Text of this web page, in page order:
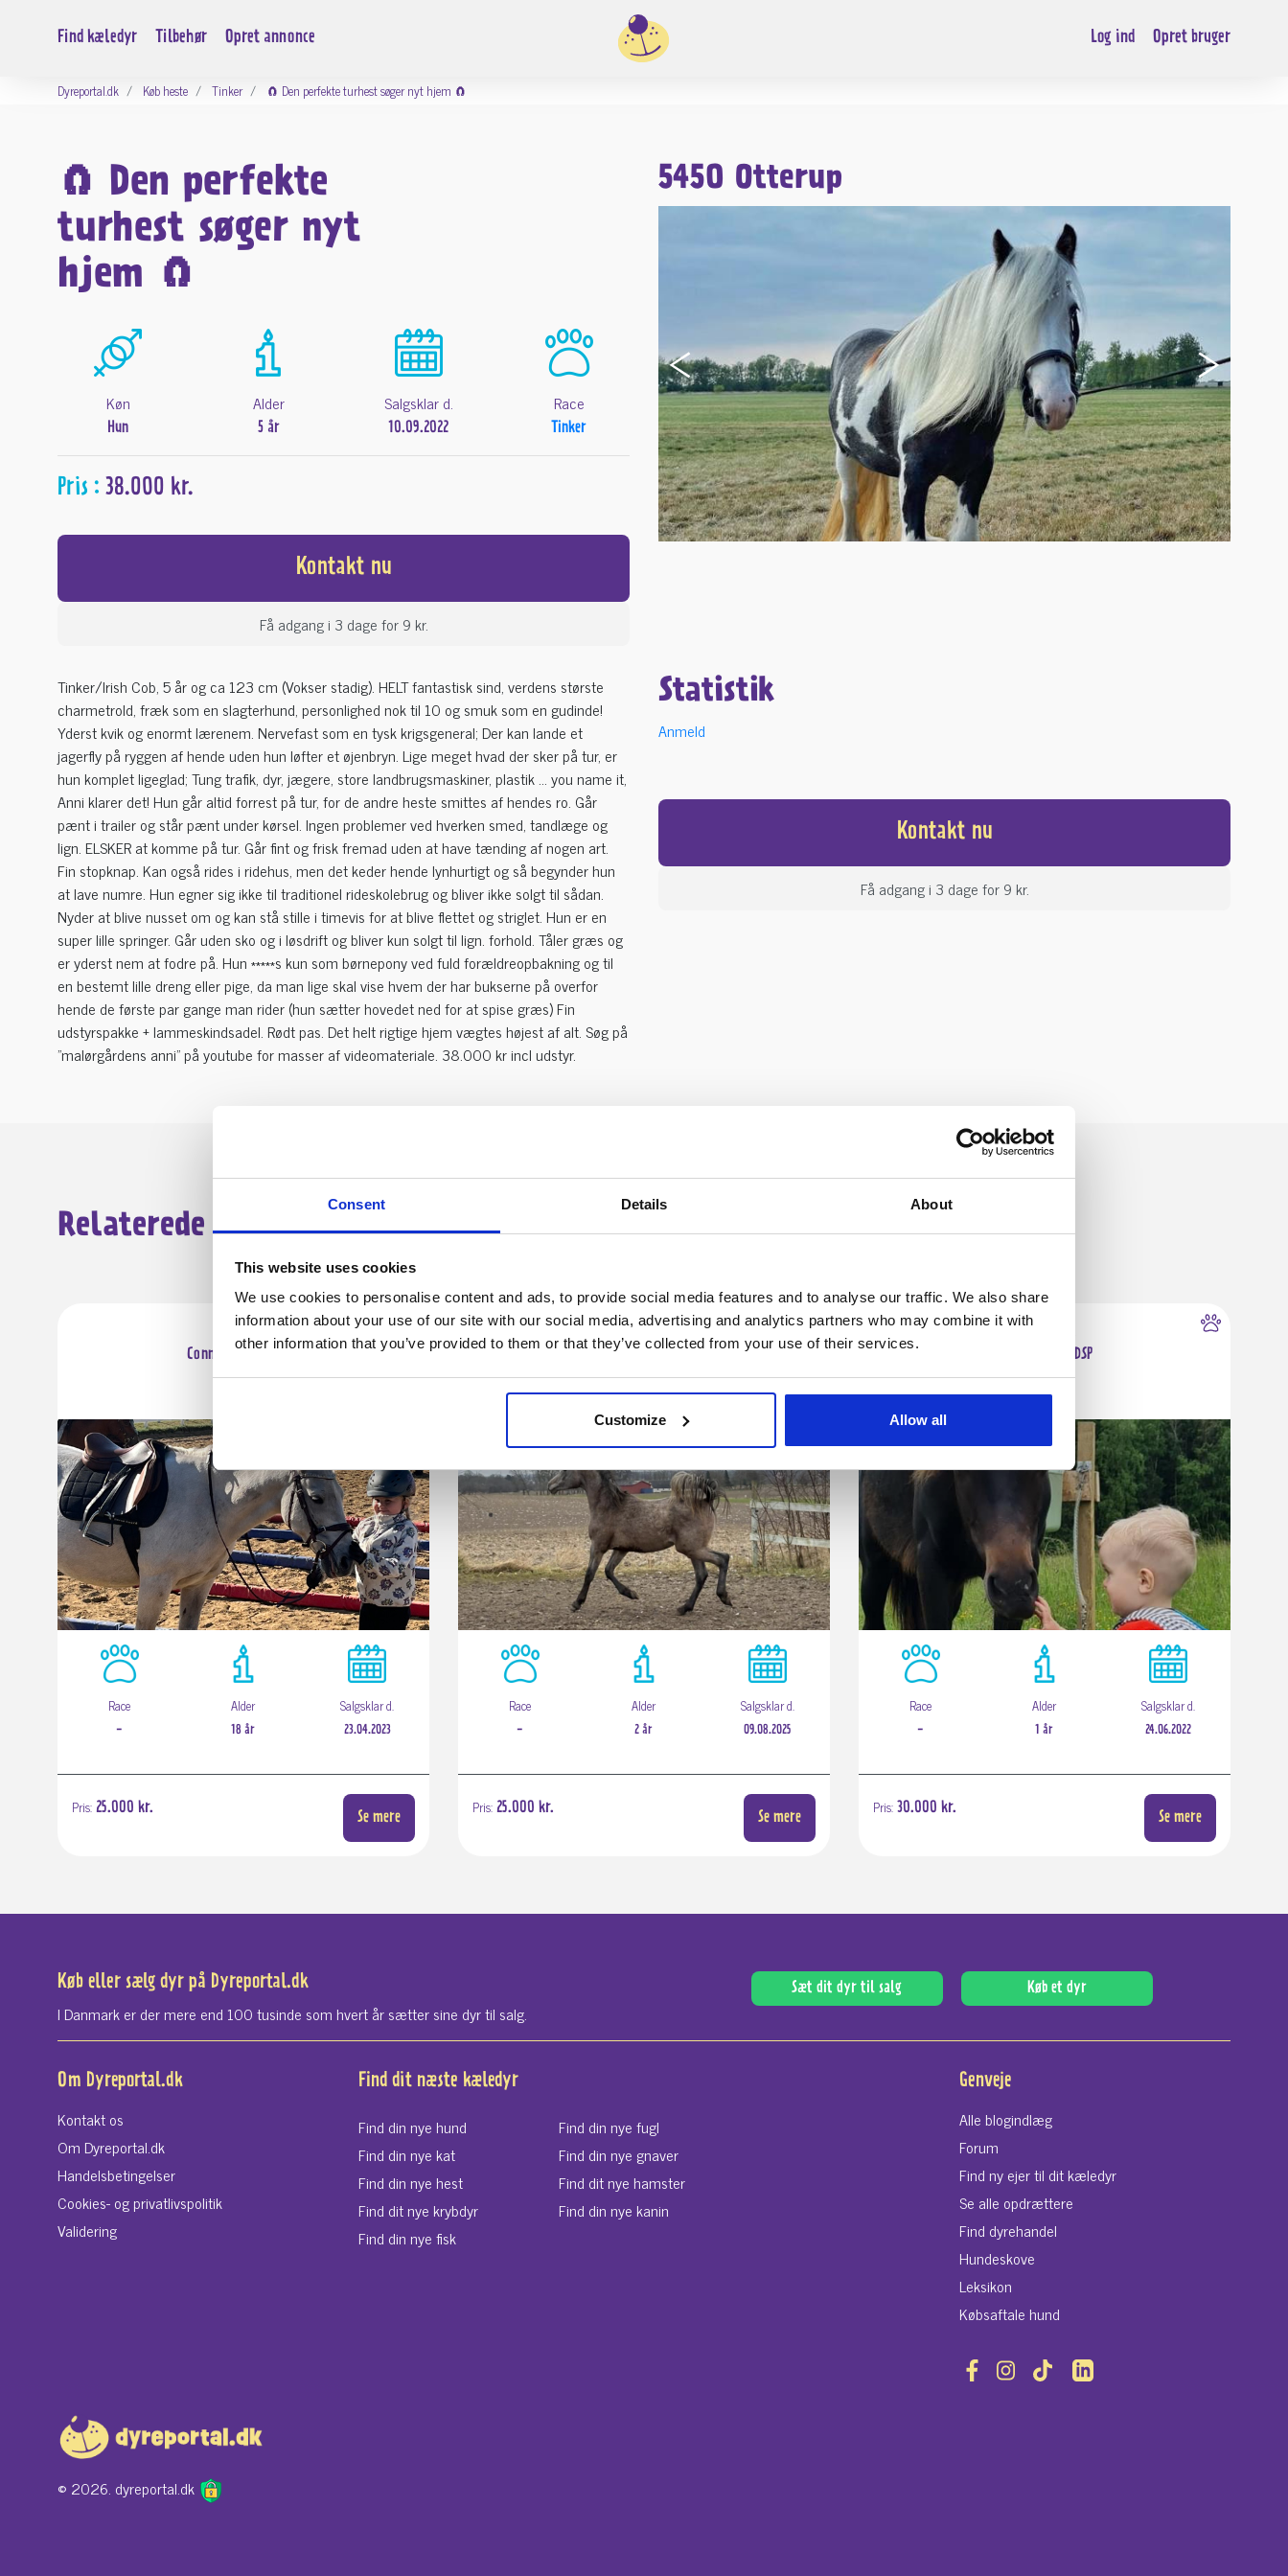
Consent Details About
This website uses cookies
We use cookies to personalise content and ads, to provide social media features and to analyse our traffic. We also share
information about your use of our site with our social media, advertising and analytics partners who may combine it with
other information that you’ve provided to them or that they’ve collected from your use of their services.
Customize Allow all
Log ind Opret bruger
Find kæledyr Tilbehør Opret annonce
Dyreportal.dk Køb heste Tinker 🧲 Den perfekte turhest søger nyt hjem 🧲
🧲 Den perfekte
turhest søger nyt
hjem 🧲
Køn
Hun
Alder
5 år
Salgsklar d.
10.09.2022
Race
Tinker
Pris : 38.000 kr.
Kontakt nu
Få adgang i 3 dage for 9 kr.
5450 Otterup
‹ ›
Tinker/Irish Cob, 5 år og ca 123 cm (Vokser stadig). HELT fantastisk sind, verdens største
charmetrold, fræk som en slagterhund, personlighed nok til 10 og smuk som en gudinde!
Yderst kvik og enormt lærenem. Nervefast som en tysk krigsgeneral; Der kan lande et
jagerfly på ryggen af hende uden hun løfter et øjenbryn. Lige meget hvad der sker på tur, er
hun komplet ligeglad; Tung trafik, dyr, jægere, store landbrugsmaskiner, plastik … you name it,
Anni klarer det! Hun går altid forrest på tur, for de andre heste smittes af hendes ro. Går
pænt i trailer og står pænt under kørsel. Ingen problemer ved hverken smed, tandlæge og
lign. ELSKER at komme på tur. Går fint og frisk fremad uden at have tænding af nogen art.
Fin stopknap. Kan også rides i ridehus, men det keder hende lynhurtigt og så begynder hun
at lave numre. Hun egner sig ikke til traditionel rideskolebrug og bliver ikke solgt til sådan.
Nyder at blive nusset om og kan stå stille i timevis for at blive flettet og striglet. Hun er en
super lille springer. Går uden sko og i løsdrift og bliver kun solgt til lign. forhold. Tåler græs og
er yderst nem at fodre på. Hun *****s kun som børnepony ved fuld forældreopbakning og til
en bestemt lille dreng eller pige, da man lige skal vise hvem der har bukserne på overfor
hende de første par gange man rider (hun sætter hovedet ned for at spise græs) Fin
udstyrspakke + lammeskindsadel. Rødt pas. Det helt rigtige hjem vægtes højest af alt. Søg på
"malørgårdens anni" på youtube for masser af videomateriale. 38.000 kr incl udstyr.
Statistik
Anmeld
Kontakt nu
Få adgang i 3 dage for 9 kr.
Relaterede annoncer
7490 Aulum
Connemara blanding
Race
-
Alder
18 år
Salgsklar d.
23.04.2023
Pris: 25.000 kr.
Se mere
4200 Slagelse
Unghingst med kæmpe potentiale!
Race
-
Alder
2 år
Salgsklar d.
09.08.2025
Pris: 25.000 kr.
Se mere
8870 Langå
1 års lovende DSP
Race
-
Alder
1 år
Salgsklar d.
24.06.2022
Pris: 30.000 kr.
Se mere
Køb eller sælg dyr på Dyreportal.dk
I Danmark er der mere end 100 tusinde som hvert år sætter sine dyr til salg.
Sæt dit dyr til salg Køb et dyr
Om Dyreportal.dk
Kontakt os
Om Dyreportal.dk
Handelsbetingelser
Cookies- og privatlivspolitik
Validering
Find dit næste kæledyr
Find din nye hund
Find din nye kat
Find din nye hest
Find dit nye krybdyr
Find din nye fisk
Find din nye fugl
Find din nye gnaver
Find dit nye hamster
Find din nye kanin
Genveje
Alle blogindlæg
Forum
Find ny ejer til dit kæledyr
Se alle opdrættere
Find dyrehandel
Hundeskove
Leksikon
Købsaftale hund
© 2026. dyreportal.dk